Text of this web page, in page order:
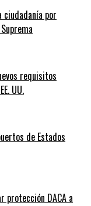
por
requisitos
UU.
de Estados
protección DACA a